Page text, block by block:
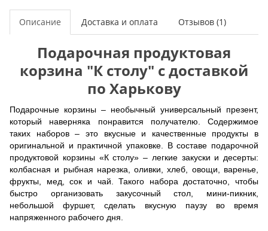
Описание Доставка и оплата Отзывов (1)
Подарочная продуктовая
корзина "К столу" с доставкой
по Харькову
Подарочные корзины – необычный универсальный презент,
который наверняка понравится получателю. Содержимое
таких наборов – это вкусные и качественные продукты в
оригинальной и практичной упаковке. В составе подарочной
продуктовой корзины «К столу» – легкие закуски и десерты:
колбасная и рыбная нарезка, оливки, хлеб, овощи, варенье,
фрукты, мед, сок и чай. Такого набора достаточно, чтобы
быстро организовать закусочный стол, мини-пикник,
небольшой фуршет, сделать вкусную паузу во время
напряженного рабочего дня.